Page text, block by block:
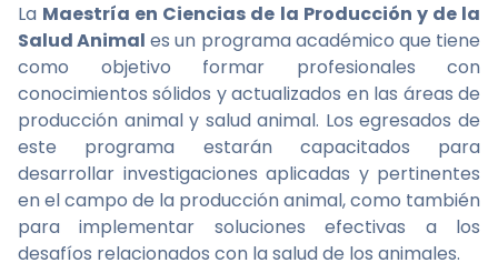
La Maestría en Ciencias de la Producción y de la
Salud Animal es un programa académico que tiene
como objetivo formar profesionales con
conocimientos sólidos y actualizados en las áreas de
producción animal y salud animal. Los egresados de
este programa estarán capacitados para
desarrollar investigaciones aplicadas y pertinentes
en el campo de la producción animal, como también
para implementar soluciones efectivas a los
desafíos relacionados con la salud de los animales.